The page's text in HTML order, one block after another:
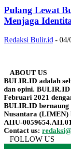
Pulang Lewat
Menjaga
Redaksi Bulir.id - 04/
ABOUT US
BULIR.ID adalah
dan opini.
Februari 2021
BULIR.ID bernaung
Nusantara (LIMEN)
AHU-
Contact us:
FOLLOW US